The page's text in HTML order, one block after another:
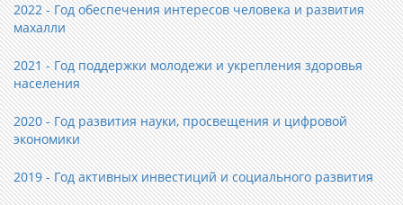
2022 - Год обеспечения интересов человека и развития
махалли
2021 - Год поддержки молодежи и укрепления здоровья
населения
2020 - Год развития науки, просвещения и цифровой
экономики
2019 - Год активных инвестиций и социального развития